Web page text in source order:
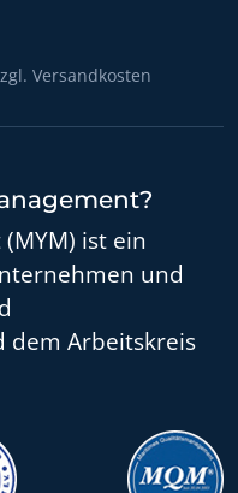
Versandkosten
ist ein
und
dem Arbeitskreis
IMCI
MYM - Mitglied im